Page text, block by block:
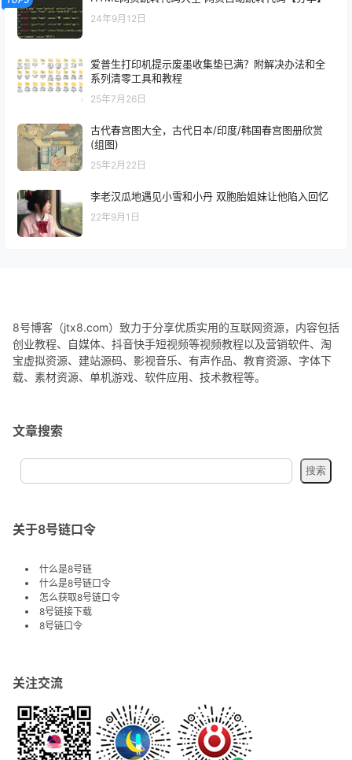
24年9月12日
爱普生打印机提示废墨收集垫已满？附解决办法和全
系列清零工具和教程
25年7月26日
古代春宫图大全，古代日本/印度/韩国春宫图册欣赏
(组图)
25年2月22日
李老汉瓜地遇见小雪和小丹 双胞胎姐妹让他陷入回忆
22年9月1日
8号博客（jtx8.com）致力于分享优质实用的互联网资源，内容包括
创业教程、自媒体、抖音快手短视频等视频教程以及营销软件、淘
宝虚拟资源、建站源码、影视音乐、有声作品、教育资源、字体下
载、素材资源、单机游戏、软件应用、技术教程等。
文章搜索
关于8号链口令
什么是8号链
什么是8号链口令
怎么获取8号链口令
8号链接下载
8号链口令
关注交流